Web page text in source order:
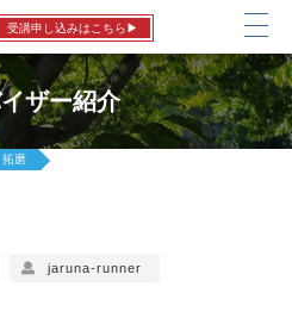
受講申し込みはこちら▶
ザー紹介
磨
jaruna-runner